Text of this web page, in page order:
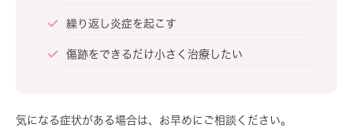
繰り返し炎症を起こす
傷跡をできるだけ小さく治療したい
気になる症状がある場合は、お早めにご相談ください。